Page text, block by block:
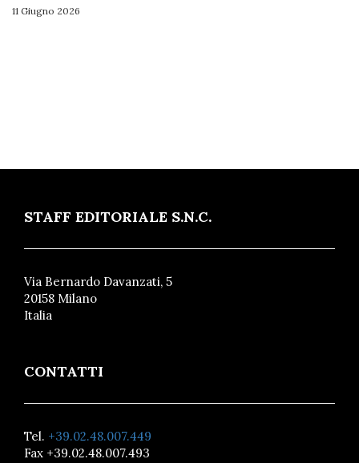
11 Giugno 2026
STAFF EDITORIALE S.N.C.
Via Bernardo Davanzati, 5
20158 Milano
Italia
CONTATTI
Tel. +39.02.48.007.449
Fax +39.02.48.007.493